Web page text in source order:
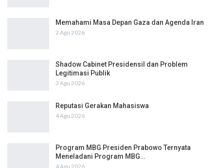
Memahami Masa Depan Gaza dan Agenda Iran
2 Agu 2026
Shadow Cabinet Presidensil dan Problem
Legitimasi Publik
3 Agu 2026
Reputasi Gerakan Mahasiswa
4 Agu 2026
Program MBG Presiden Prabowo Ternyata
Meneladani Program MBG…
4 Agu 2026